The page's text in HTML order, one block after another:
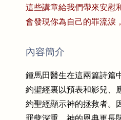
這些講章給我們帶來安慰
會發現你為自己的罪流淚
內容簡介
鍾馬田醫生在這兩篇詩篇
約聖經裏以預表和影兒、
約聖經顯示神的拯救者。